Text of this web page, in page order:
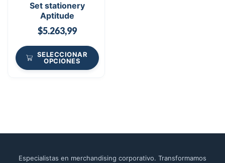
Set stationery
Aptitude
$5.263,99
SELECCIONAR
OPCIONES
Especialistas en merchandising corporativo. Transformamos